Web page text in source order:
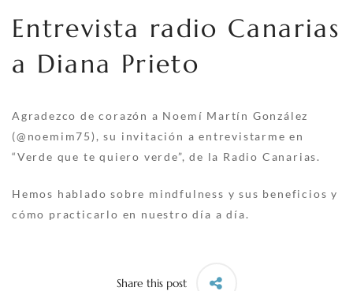
Entrevista radio Canarias
a Diana Prieto
Agradezco de corazón a Noemí Martín González
(@noemim75), su invitación a entrevistarme en
“Verde que te quiero verde”, de la Radio Canarias.
Hemos hablado sobre mindfulness y sus beneficios y
cómo practicarlo en nuestro día a día.
Share this post